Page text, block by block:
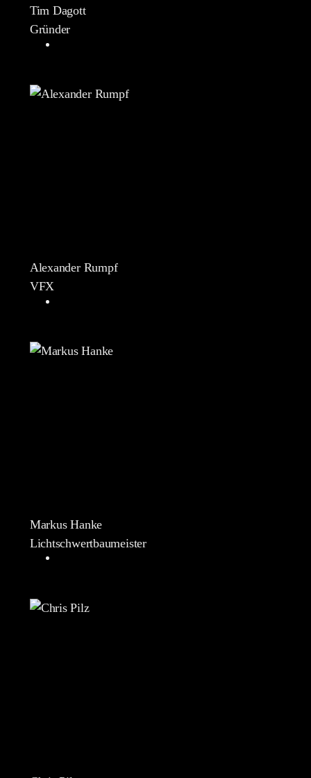
Tim Dagott
Gründer
Alexander Rumpf
VFX
Markus Hanke
Lichtschwertbaumeister